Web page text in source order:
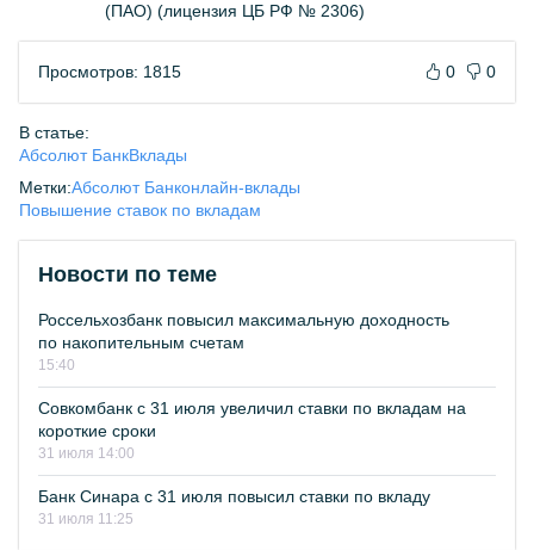
(ПАО) (лицензия ЦБ РФ № 2306)
Просмотров: 1815 0 0
В статье:
Абсолют БанкВклады
Метки:Абсолют Банконлайн-вклады
Повышение ставок по вкладам
Новости по теме
Россельхозбанк повысил максимальную доходность
по накопительным счетам
15:40
Совкомбанк с 31 июля увеличил ставки по вкладам на
короткие сроки
31 июля 14:00
Банк Синара с 31 июля повысил ставки по вкладу
31 июля 11:25